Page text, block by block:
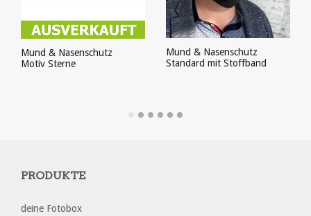
Mund & Nasenschutz
Motiv Sterne
Mund & Nasenschutz
Standard mit Stoffband
PRODUKTE
deine Fotobox